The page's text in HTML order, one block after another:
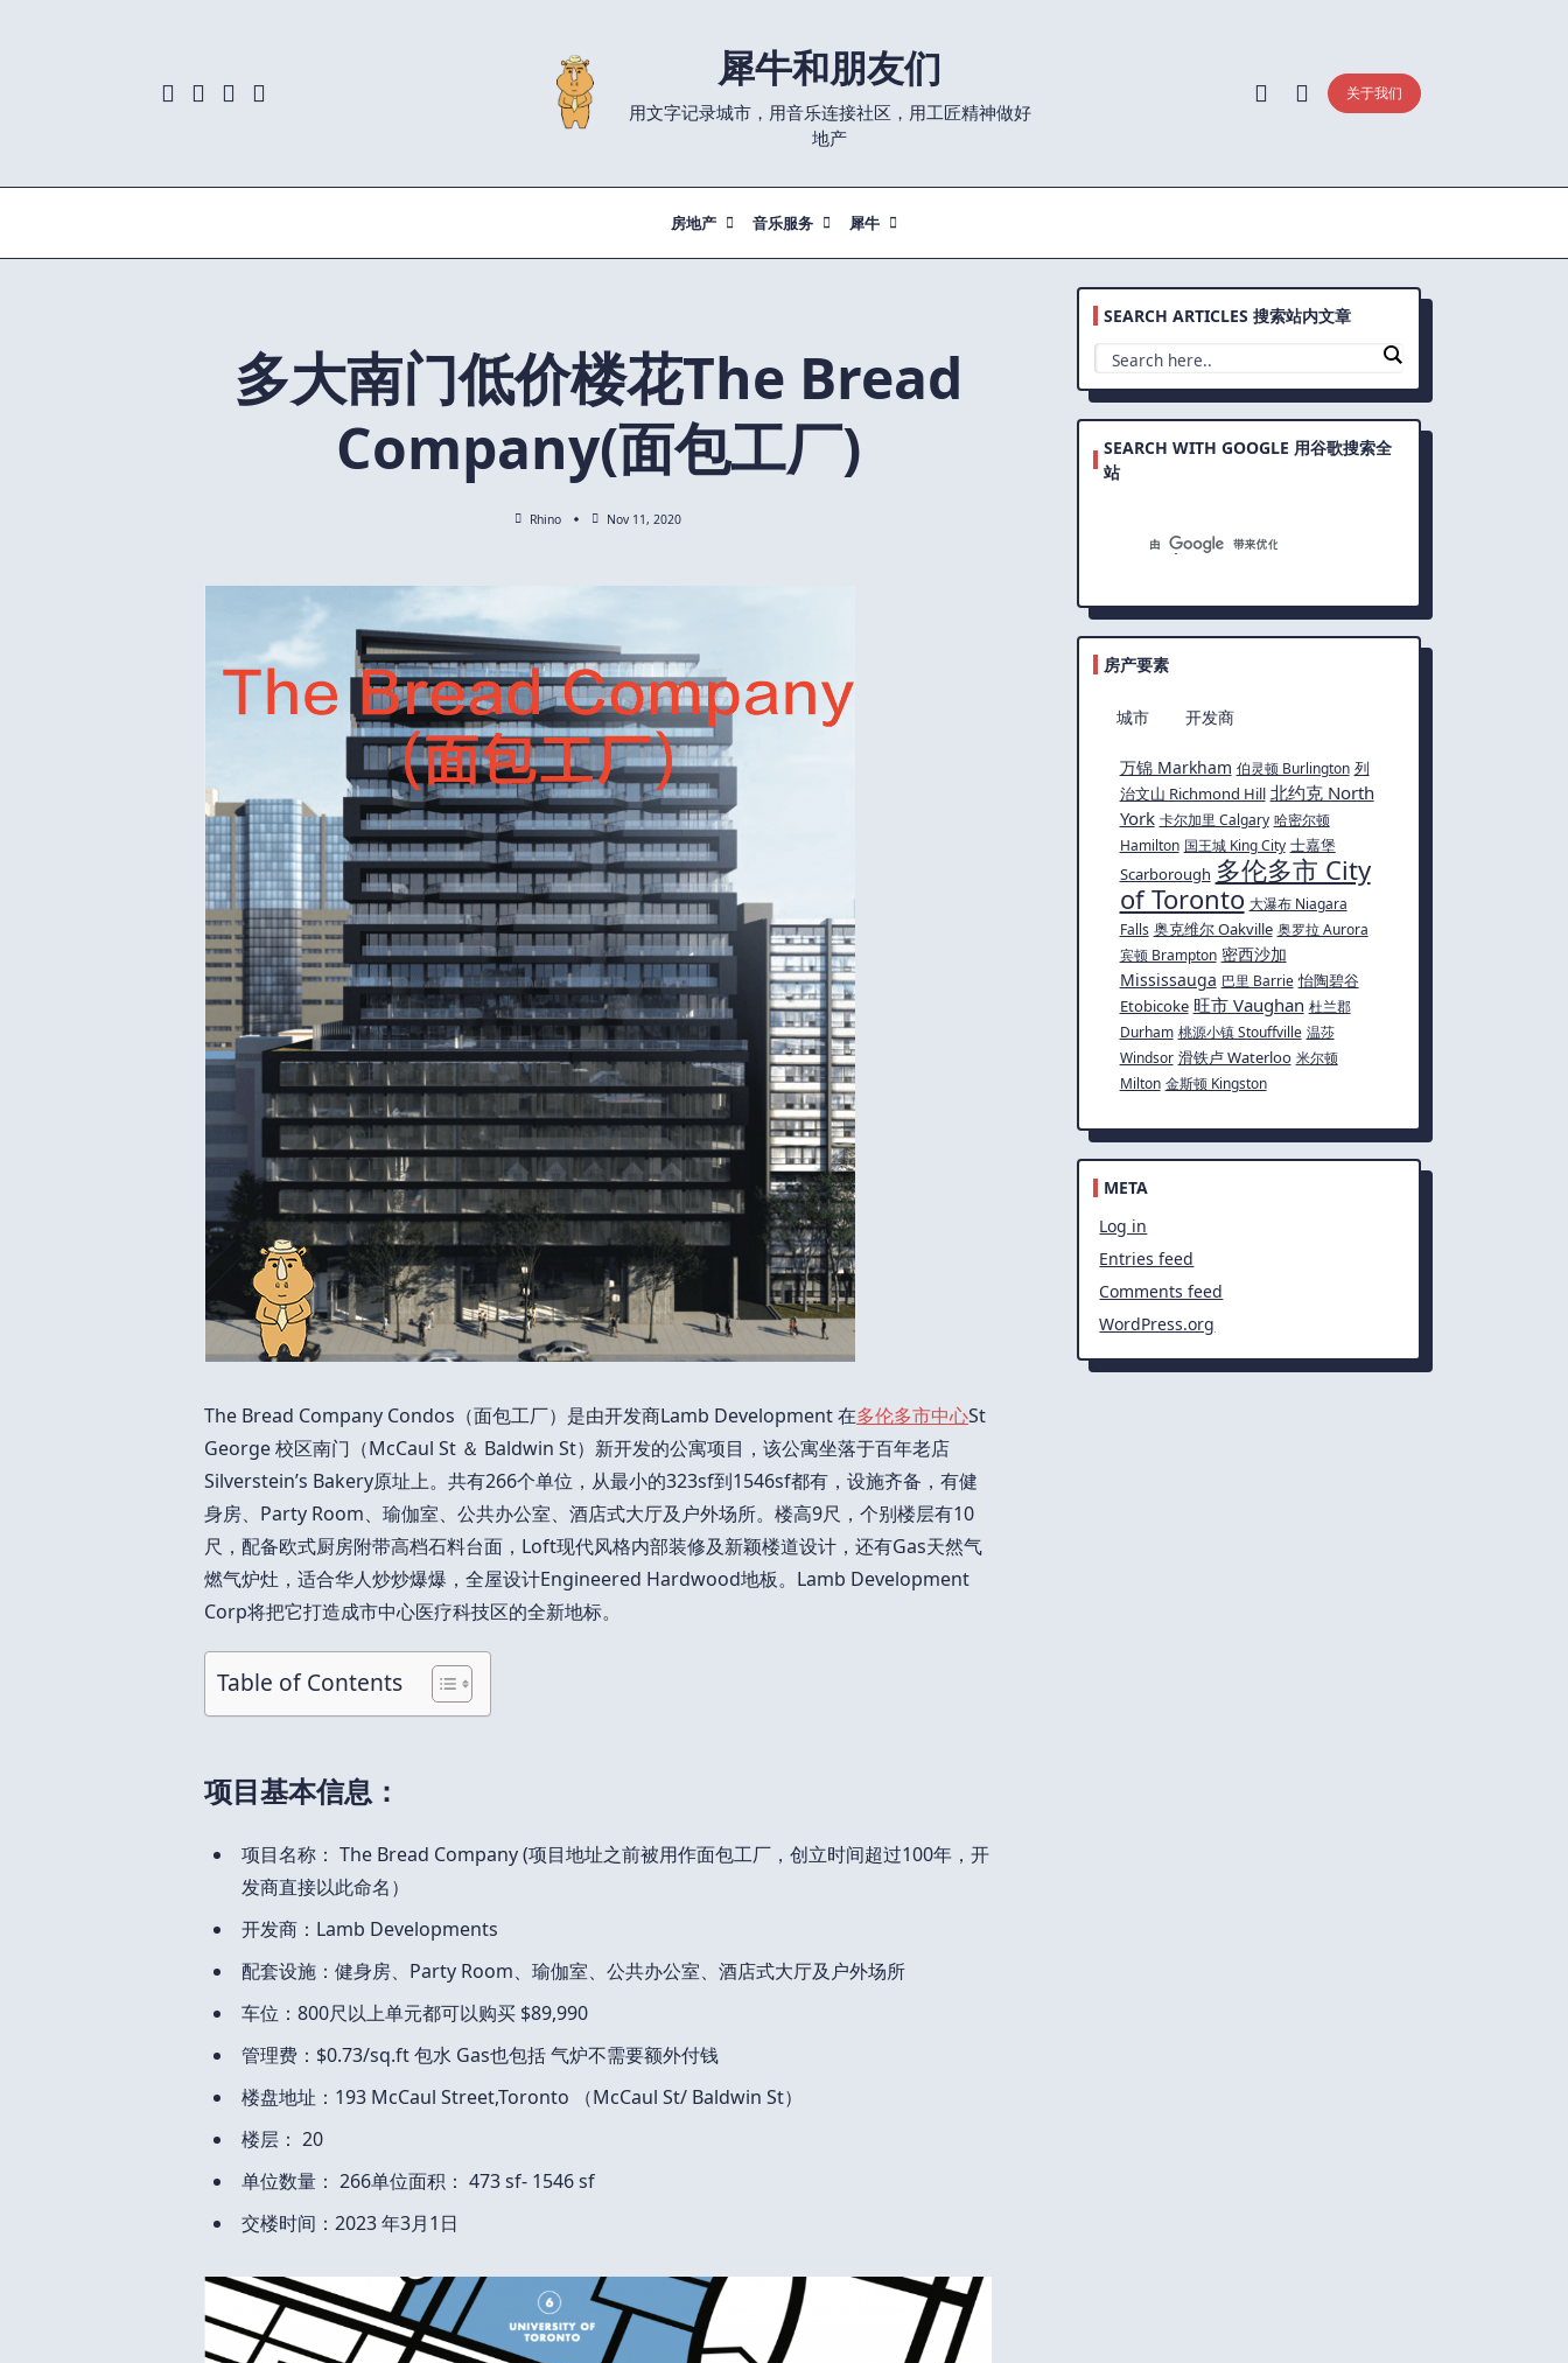
犀牛和朋友们
用文字记录城市，用音乐连接社区，用工匠精神做好
地产
关于我们
房地产 音乐服务 犀牛
多大南门低价楼花The Bread
Company(面包工厂)
Rhino Nov 11, 2020
The Bread Company Condos（面包工厂）是由开发商Lamb Development 在多伦多市中心St
George 校区南门（McCaul St ＆ Baldwin St）新开发的公寓项目，该公寓坐落于百年老店
Silverstein’s Bakery原址上。共有266个单位，从最小的323sf到1546sf都有，设施齐备，有健
身房、Party Room、瑜伽室、公共办公室、酒店式大厅及户外场所。楼高9尺，个别楼层有10
尺，配备欧式厨房附带高档石料台面，Loft现代风格内部装修及新颖楼道设计，还有Gas天然气
燃气炉灶，适合华人炒炒爆爆，全屋设计Engineered Hardwood地板。Lamb Development
Corp将把它打造成市中心医疗科技区的全新地标。
Table of Contents
项目基本信息：
项目名称： The Bread Company (项目地址之前被用作面包工厂，创立时间超过100年，开
发商直接以此命名）
开发商：Lamb Developments
配套设施：健身房、Party Room、瑜伽室、公共办公室、酒店式大厅及户外场所
车位：800尺以上单元都可以购买 $89,990
管理费：$0.73/sq.ft 包水 Gas也包括 气炉不需要额外付钱
楼盘地址：193 McCaul Street,Toronto （McCaul St/ Baldwin St）
楼层： 20
单位数量： 266单位面积： 473 sf- 1546 sf
交楼时间：2023 年3月1日
SEARCH ARTICLES 搜索站内文章
SEARCH WITH GOOGLE 用谷歌搜索全
站
房产要素
城市 开发商
万锦 Markham 伯灵顿 Burlington 列
治文山 Richmond Hill 北约克 North
York 卡尔加里 Calgary 哈密尔顿
Hamilton 国王城 King City 士嘉堡
Scarborough 多伦多市 City
of Toronto 大瀑布 Niagara
Falls 奥克维尔 Oakville 奥罗拉 Aurora
宾顿 Brampton 密西沙加
Mississauga 巴里 Barrie 怡陶碧谷
Etobicoke 旺市 Vaughan 杜兰郡
Durham 桃源小镇 Stouffville 温莎
Windsor 滑铁卢 Waterloo 米尔顿
Milton 金斯顿 Kingston
META
Log in
Entries feed
Comments feed
WordPress.org